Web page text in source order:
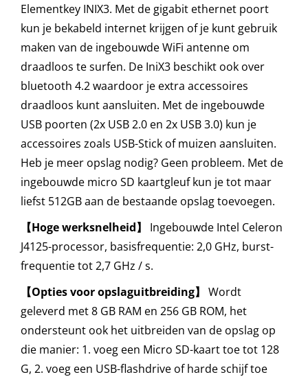
Elementkey INIX3. Met de gigabit ethernet poort
kun je bekabeld internet krijgen of je kunt gebruik
maken van de ingebouwde WiFi antenne om
draadloos te surfen. De IniX3 beschikt ook over
bluetooth 4.2 waardoor je extra accessoires
draadloos kunt aansluiten. Met de ingebouwde
USB poorten (2x USB 2.0 en 2x USB 3.0) kun je
accessoires zoals USB-Stick of muizen aansluiten.
Heb je meer opslag nodig? Geen probleem. Met de
ingebouwde micro SD kaartgleuf kun je tot maar
liefst 512GB aan de bestaande opslag toevoegen.
【Hoge werksnelheid】
Ingebouwde Intel Celeron
J4125-processor, basisfrequentie: 2,0 GHz, burst-
frequentie tot 2,7 GHz / s.
【Opties voor opslaguitbreiding】
Wordt
geleverd met 8 GB RAM en 256 GB ROM, het
ondersteunt ook het uitbreiden van de opslag op
die manier: 1. voeg een Micro SD-kaart toe tot 128
G, 2. voeg een USB-flashdrive of harde schijf toe